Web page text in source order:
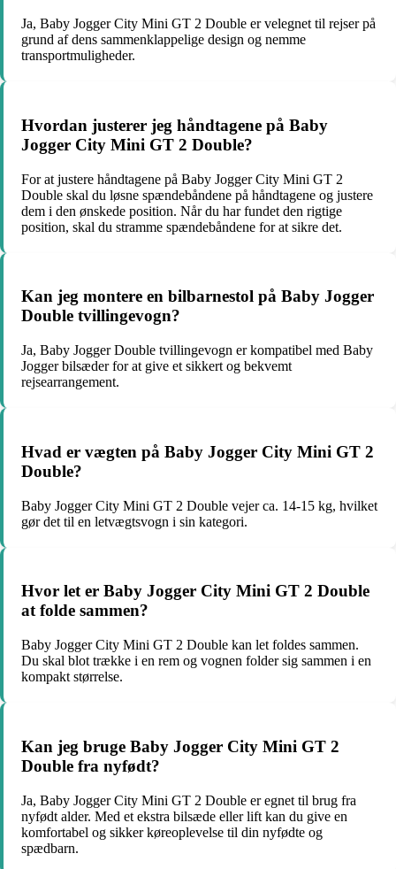
Ja, Baby Jogger City Mini GT 2 Double er velegnet til rejser på
grund af dens sammenklappelige design og nemme
transportmuligheder.
Hvordan justerer jeg håndtagene på Baby
Jogger City Mini GT 2 Double?
For at justere håndtagene på Baby Jogger City Mini GT 2
Double skal du løsne spændebåndene på håndtagene og justere
dem i den ønskede position. Når du har fundet den rigtige
position, skal du stramme spændebåndene for at sikre det.
Kan jeg montere en bilbarnestol på Baby Jogger
Double tvillingevogn?
Ja, Baby Jogger Double tvillingevogn er kompatibel med Baby
Jogger bilsæder for at give et sikkert og bekvemt
rejsearrangement.
Hvad er vægten på Baby Jogger City Mini GT 2
Double?
Baby Jogger City Mini GT 2 Double vejer ca. 14-15 kg, hvilket
gør det til en letvægtsvogn i sin kategori.
Hvor let er Baby Jogger City Mini GT 2 Double
at folde sammen?
Baby Jogger City Mini GT 2 Double kan let foldes sammen.
Du skal blot trække i en rem og vognen folder sig sammen i en
kompakt størrelse.
Kan jeg bruge Baby Jogger City Mini GT 2
Double fra nyfødt?
Ja, Baby Jogger City Mini GT 2 Double er egnet til brug fra
nyfødt alder. Med et ekstra bilsæde eller lift kan du give en
komfortabel og sikker køreoplevelse til din nyfødte og
spædbarn.